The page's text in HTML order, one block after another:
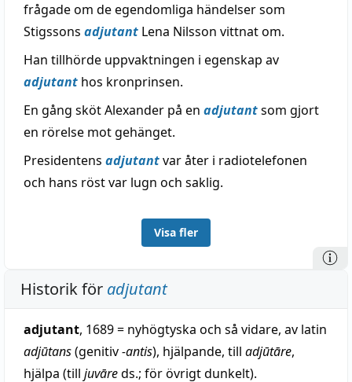
frågade om de egendomliga händelser som
Stigssons adjutant Lena Nilsson vittnat om.
Han tillhörde uppvaktningen i egenskap av
adjutant hos kronprinsen.
En gång sköt Alexander på en adjutantsom gjort
en rörelse mot gehänget.
Presidentens adjutantvar åter i radiotelefonen
och hans röst var lugn och saklig.
Visa fler
Historik för adjutant
adjutant, 1689 = nyhögtyska och så vidare, av latin
adjūtans(genitiv-antis), hjälpande, till adjūtāre,
hjälpa (till juvāreds.; för övrigt dunkelt).